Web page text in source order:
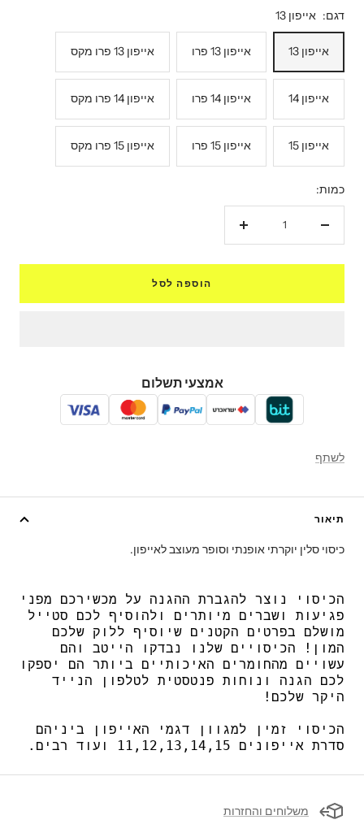
דגם: אייפון 13
אייפון 13 אייפון 13 פרו אייפון 13 פרו מקס
אייפון 14 אייפון 14 פרו אייפון 14 פרו מקס
אייפון 15 אייפון 15 פרו אייפון 15 פרו מקס
כמות:
הגדל
הוספה לסל
אמצעי תשלום
לשתף
תיאור
כיסוי סלין יוקרתי אופנתי וסופר מעוצב לאייפון.
הכיסוי נוצר להגברת ההגנה על מכשירכם מפני
פגיעות ושברים מיותרים ולהוסיף לכם סטייל
מושלם בפרטים הקטנים שיוסיף ללוק שלכם
המון! הכיסויים שלנו נבדקו הייטב והם
עשויים מהחומרים האיכותיים ביותר הם יספקו
לכם הגנה ונוחות פנטסטית לטלפון הנייד
היקר שלכם!
הכיסוי זמין למגוון דגמי האייפון ביניהם
סדרת אייפונים 11,12,13,14,15 ועוד רבים.
משלוחים והחזרות